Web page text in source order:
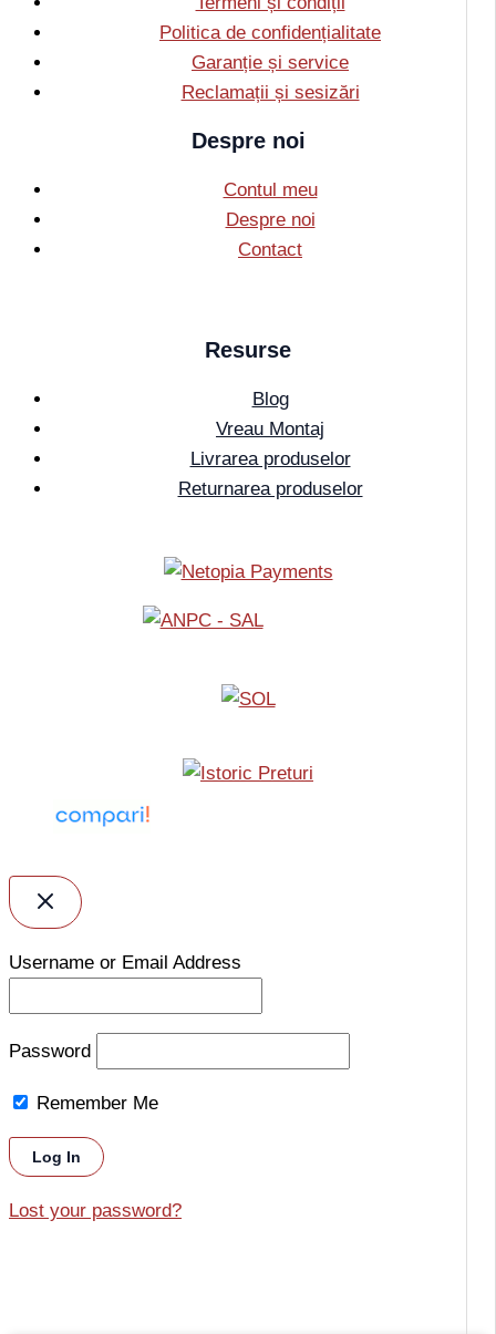
Politica de confidențialitate
Garanție și service
Reclamații și sesizări
Despre noi
Contul meu
Despre noi
Contact
Resurse
Blog
Vreau Montaj
Livrarea produselor
Returnarea produselor
Username or Email Address
Password
Remember Me
Lost your password?